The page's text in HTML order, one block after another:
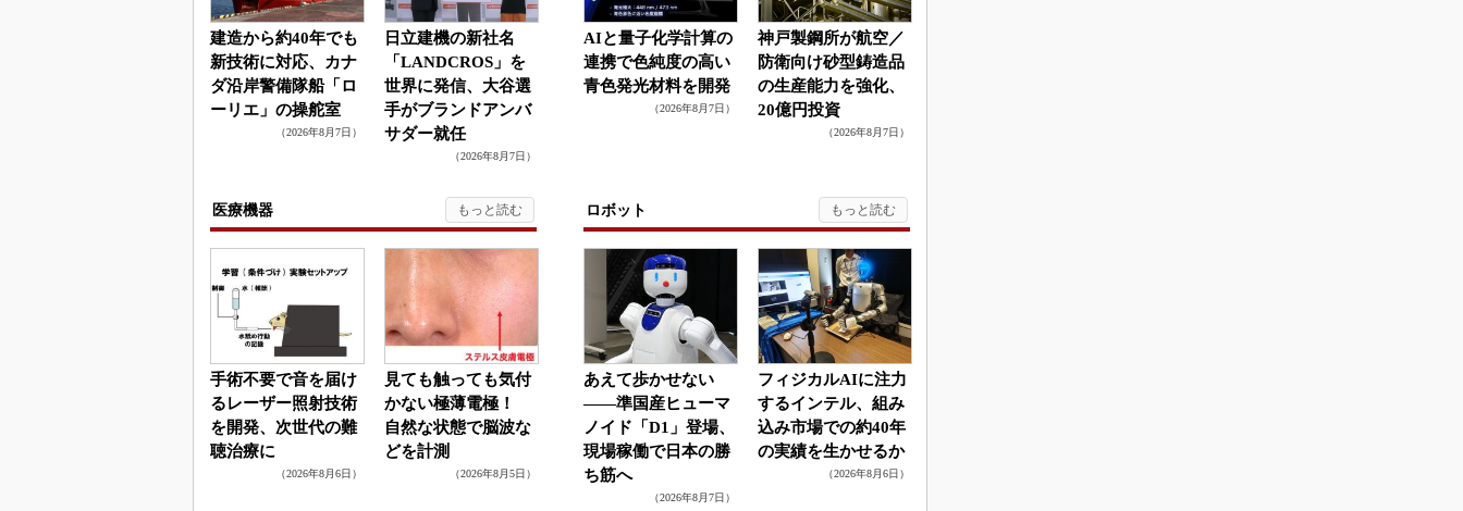
建造から約40年でも
新技術に対応、カナ
ダ沿岸警備隊船「ロ
ーリエ」の操舵室
（2026年8月7日）
日立建機の新社名
「LANDCROS」を
世界に発信、大谷選
手がブランドアンバ
サダー就任
（2026年8月7日）
AIと量子化学計算の
連携で色純度の高い
青色発光材料を開発
（2026年8月7日）
神戸製鋼所が航空／
防衛向け砂型鋳造品
の生産能力を強化、
20億円投資
（2026年8月7日）
医療機器
手術不要で音を届け
るレーザー照射技術
を開発、次世代の難
聴治療に
（2026年8月6日）
見ても触っても気付
かない極薄電極！
自然な状態で脳波な
どを計測
（2026年8月5日）
ロボット
あえて歩かせない
――準国産ヒューマ
ノイド「D1」登場、
現場稼働で日本の勝
ち筋へ
（2026年8月7日）
フィジカルAIに注力
するインテル、組み
込み市場での約40年
の実績を生かせるか
（2026年8月6日）